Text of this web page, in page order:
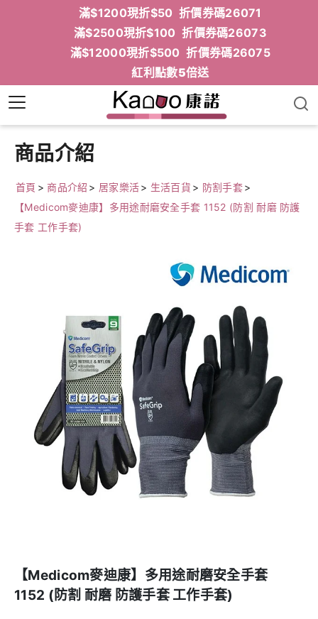
滿$1200現折$50 折價券碼26071
滿$2500現折$100 折價券碼26073
滿$12000現折$500 折價券碼26075
紅利點數5倍送
商品介紹
首頁 >商品介紹 > 居家樂活> 生活百貨 > 防割手套>
【Medicom麥迪康】多用途耐磨安全手套 1152 (防割 耐磨 防護
手套 工作手套)
【Medicom麥迪康】多用途耐磨安全手套
1152 (防割 耐磨 防護手套 工作手套)